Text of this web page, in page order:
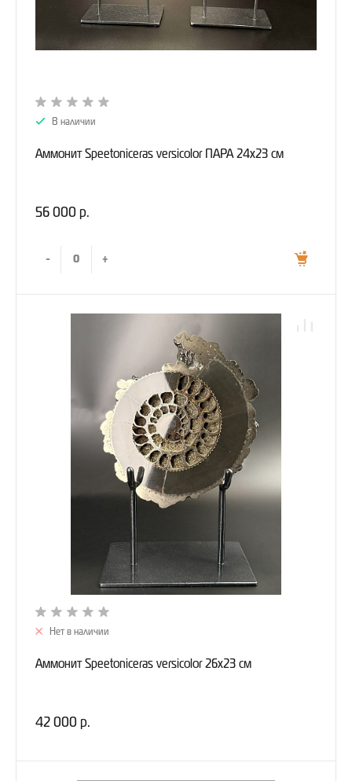
В наличии
Аммонит Speetoniceras versicolor ПАРА 24х23 см
56 000 р.
- +
Нет в наличии
Аммонит Speetoniceras versicolor 26х23 см
42 000 р.